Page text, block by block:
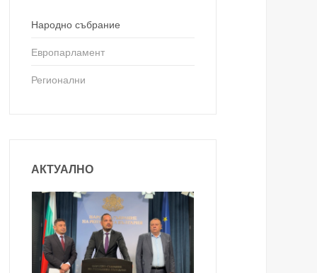
Народно събрание
Европарламент
Регионални
АКТУАЛНО